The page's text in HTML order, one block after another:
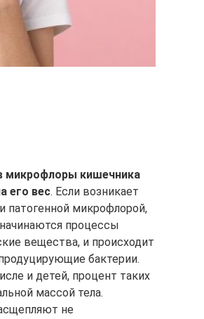
микрофлоры кишечника
его вес. Если возникает
патогенной микрофлорой,
процессы
вещества, и происходит
бактерии.
и детей, процент таких
массой тела.
не